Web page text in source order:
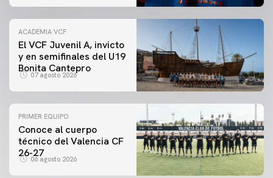
ACADEMIA VCF
El VCF Juvenil A, invicto
y en semifinales del U19
Bonita Cantepro
07 agosto 2026
PRIMER EQUIPO
Conoce al cuerpo
técnico del Valencia CF
26-27
06 agosto 2026